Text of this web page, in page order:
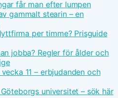
får man efter lumpen
gammalt stearin – en
per timme? Prisguide
jobba? Regler för ålder och
11 – erbjudanden och
universitet – sök här